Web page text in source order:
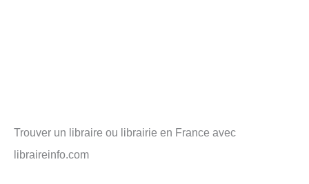
Trouver un libraire ou librairie en France avec
libraireinfo.com